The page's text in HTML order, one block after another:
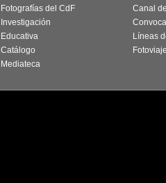
Fotografías del CdF
Investigación
Educativa
Catálogo
Mediateca
Canal
Líneas